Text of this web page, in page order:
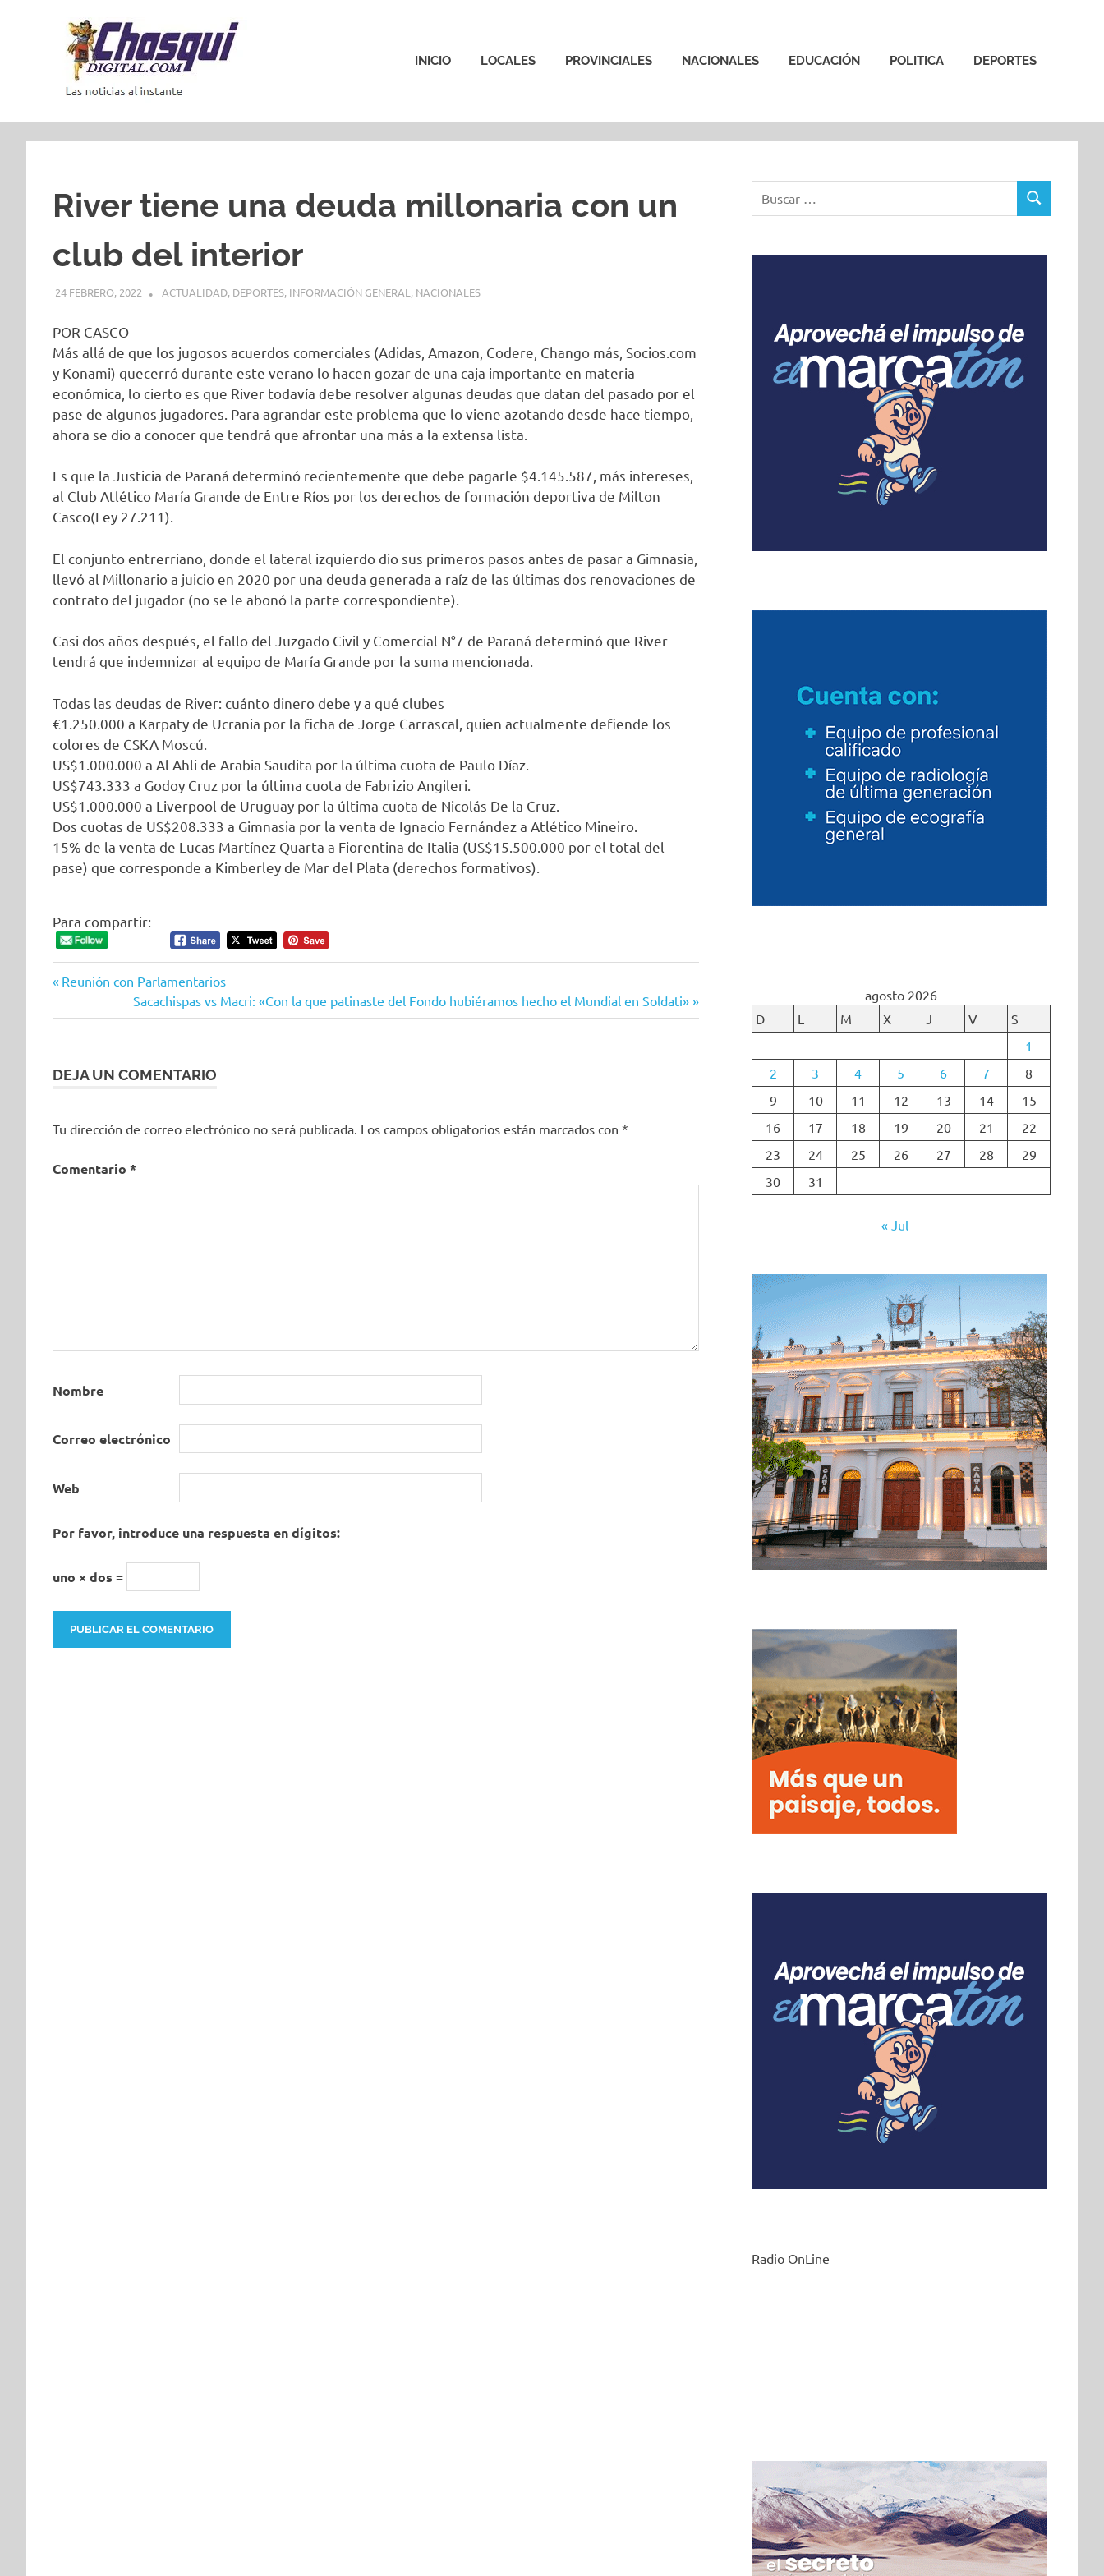
INICIO LOCALES PROVINCIALES NACIONALES EDUCACIÓN POLITICA DEPORTES
River tiene una deuda millonaria con un
club del interior
24 FEBRERO, 2022 ACTUALIDAD, DEPORTES, INFORMACIÓN GENERAL , NACIONALES
POR CASCO
Más allá de que los jugosos acuerdos comerciales (Adidas, Amazon, Codere, Chango más, Socios.com
y Konami) quecerró durante este verano lo hacen gozar de una caja importante en materia
económica, lo cierto es que River todavía debe resolver algunas deudas que datan del pasado por el
pase de algunos jugadores. Para agrandar este problema que lo viene azotando desde hace tiempo,
ahora se dio a conocer que tendrá que afrontar una más a la extensa lista.
Es que la Justicia de Paraná determinó recientemente que debe pagarle $4.145.587, más intereses,
al Club Atlético María Grande de Entre Ríos por los derechos de formación deportiva de Milton
Casco(Ley 27.211).
El conjunto entrerriano, donde el lateral izquierdo dio sus primeros pasos antes de pasar a Gimnasia,
llevó al Millonario a juicio en 2020 por una deuda generada a raíz de las últimas dos renovaciones de
contrato del jugador (no se le abonó la parte correspondiente).
Casi dos años después, el fallo del Juzgado Civil y Comercial N°7 de Paraná determinó que River
tendrá que indemnizar al equipo de María Grande por la suma mencionada.
Todas las deudas de River: cuánto dinero debe y a qué clubes
€1.250.000 a Karpaty de Ucrania por la ficha de Jorge Carrascal, quien actualmente defiende los
colores de CSKA Moscú.
US$1.000.000 a Al Ahli de Arabia Saudita por la última cuota de Paulo Díaz.
US$743.333 a Godoy Cruz por la última cuota de Fabrizio Angileri.
US$1.000.000 a Liverpool de Uruguay por la última cuota de Nicolás De la Cruz.
Dos cuotas de US$208.333 a Gimnasia por la venta de Ignacio Fernández a Atlético Mineiro.
15% de la venta de Lucas Martínez Quarta a Fiorentina de Italia (US$15.500.000 por el total del
pase) que corresponde a Kimberley de Mar del Plata (derechos formativos).
Para compartir:
Navegación
de
Entrada
Reunión con Parlamentarios
Siguiente
entrada:
Sacachispas vs Macri: «Con la que patinaste del Fondo hubiéramos hecho el Mundial en Soldati»
DEJA UN COMENTARIO
Tu dirección de correo electrónico no será publicada. Los campos obligatorios están marcados con *
Comentario *
Nombre
Correo electrónico
Web
Por favor, introduce una respuesta en dígitos:
uno × dos =
BUSCAR
agosto 2026
D
L M X J V
S
1
2
3 4 5 6 7
8
9
10 11 12 13 14
15
16
17 18 19 20 21
22
23
24 25 26 27 28
29
30
31
« Jul
Radio OnLine